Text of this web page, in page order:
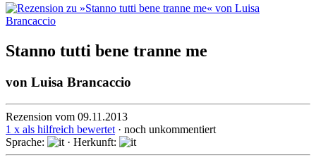
Stanno tutti bene tranne me
von Luisa Brancaccio
Rezension vom 09.11.2013
1 x als hilfreich bewertet · noch unkommentiert
Sprache:
· Herkunft: